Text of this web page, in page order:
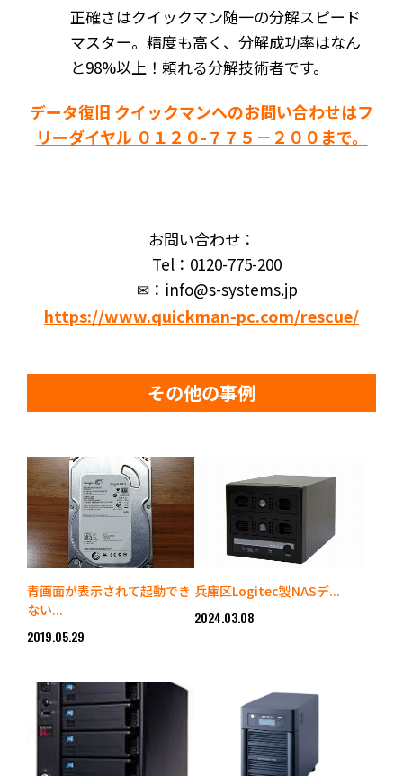
正確さはクイックマン随一の分解スピード
マスター。精度も高く、分解成功率はなん
と98%以上！頼れる分解技術者です。
データ復旧 クイックマンへのお問い合わせはフ
リーダイヤル ０１２０-７７５－２００まで。
お問い合わせ：
Tel：0120-775-200
✉：info@s-systems.jp
https://www.quickman-pc.com/rescue/
その他の事例
青画面が表示されて起動でき
ない...
2019.05.29
兵庫区Logitec製NASデ...
2024.03.08